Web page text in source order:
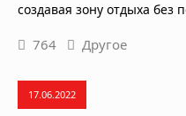
создавая зону отдыха без
764 Другое
17.06.2022